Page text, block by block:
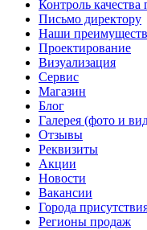
Контроль
Письмо директору
Наши
Проектирование
Визуализация
Сервис
Магазин
Блог
Галерея (фото и
Отзывы
Реквизиты
Акции
Новости
Вакансии
Города
Регионы продаж